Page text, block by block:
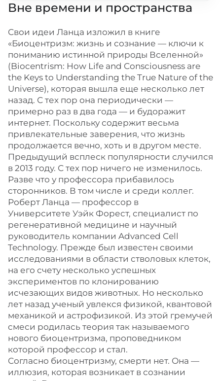
Вне времени и пространства
Свои идеи Ланца изложил в книге
«Биоцентризм: жизнь и сознание — ключи к
пониманию истинной природы Вселенной»
(Biocentrism: How Life and Consciousness are
the Keys to Understanding the True Nature of the
Universe), которая вышла еще несколько лет
назад. С тех пор она периодически —
примерно раз в два года — и будоражит
интернет. Поскольку содержит весьма
привлекательные заверения, что жизнь
продолжается вечно, хоть и в другом месте.
Предыдущий всплеск популярности случился
в 2013 году. С тех пор ничего не изменилось.
Разве что у профессора прибавилось
сторонников. В том числе и среди коллег.
Роберт Ланца — профессор в
Университете Уэйк Форест, специалист по
регенеративной медицине и научный
руководитель компании Advanced Cell
Technology. Прежде был известен своими
исследованиями в области стволовых клеток,
на его счету несколько успешных
экспериментов по клонированию
исчезающих видов животных. Но несколько
лет назад ученый увлекся физикой, квантовой
механикой и астрофизикой. Из этой гремучей
смеси родилась теория так называемого
нового биоцентризма, проповедником
которой профессор и стал.
Согласно биоцентризму, смерти нет. Она —
иллюзия, которая возникает в сознании